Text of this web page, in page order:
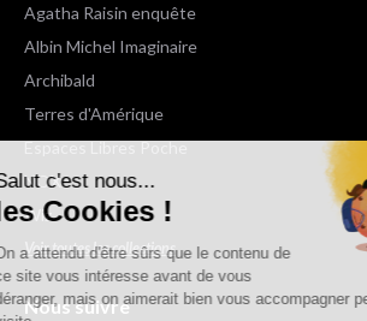
Salut c'est nous...
les Cookies !
On a attendu d'être sûrs que le contenu de
ce site vous intéresse avant de vous
déranger, mais on aimerait bien vous
Agatha Raisin enquête
Albin Michel Imaginaire
Archibald
Terres d'Amérique
Espaces Libres Poche
NOX
Wiz
Voir toutes les collections
Nous suivre